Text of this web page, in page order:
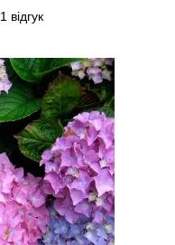
1 відгук